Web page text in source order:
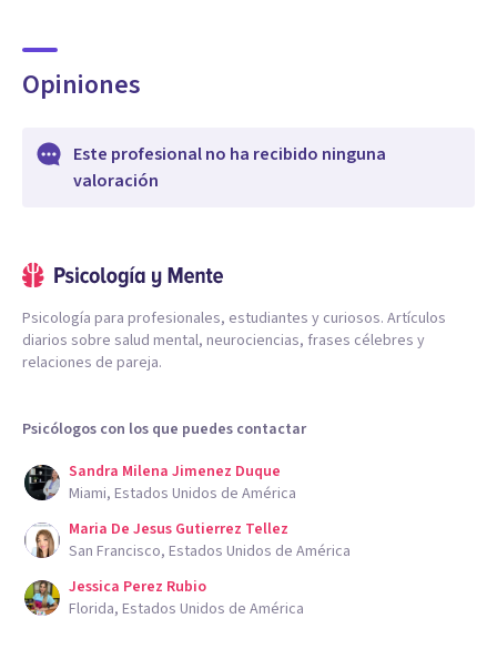
Opiniones
Este profesional no ha recibido ninguna
valoración
Psicología para profesionales, estudiantes y curiosos. Artículos
diarios sobre salud mental, neurociencias, frases célebres y
relaciones de pareja.
Psicólogos con los que puedes contactar
Sandra Milena Jimenez Duque
Miami, Estados Unidos de América
Maria De Jesus Gutierrez Tellez
San Francisco, Estados Unidos de América
Jessica Perez Rubio
Florida, Estados Unidos de América